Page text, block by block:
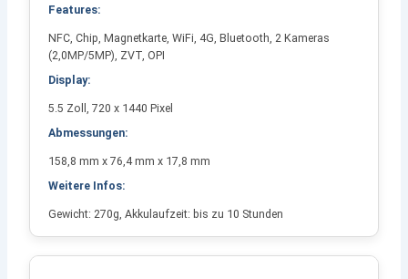
Features:
NFC, Chip, Magnetkarte, WiFi, 4G, Bluetooth, 2 Kameras
(2,0MP/5MP), ZVT, OPI
Display:
5.5 Zoll, 720 x 1440 Pixel
Abmessungen:
158,8 mm x 76,4 mm x 17,8 mm
Weitere Infos:
Gewicht: 270g, Akkulaufzeit: bis zu 10 Stunden